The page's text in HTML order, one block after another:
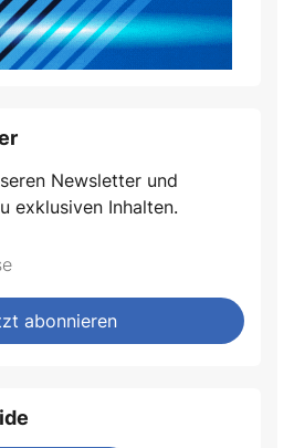
Newsletter und
exklusiven Inhalten.
abonnieren